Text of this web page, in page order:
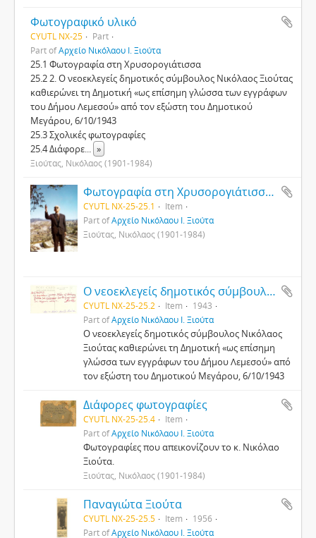
Φωτογραφικό υλικό
CYUTL NX-25
Part
Part ofΑρχείο Νικόλαου Ι. Ξιούτα
25.1 Φωτογραφία στη Χρυσορογιάτισσα
25.2 2. Ο νεοεκλεγείς δημοτικός σύμβουλος Νικόλαος Ξιούτας
καθιερώνει τη Δημοτική «ως επίσημη γλώσσα των εγγράφων
του Δήμου Λεμεσού» από τον εξώστη του Δημοτικού
Μεγάρου, 6/10/1943
25.3 Σχολικές φωτογραφίες
25.4 Διάφορε... »
Ξιούτας, Νικόλαος (1901-1984)
Φωτογραφία στη Χρυσορογιάτισσα του Νικόλαου Ξιούτα
CYUTL NX-25-25.1
Item
Part ofΑρχείο Νικόλαου Ι. Ξιούτα
Ξιούτας, Νικόλαος (1901-1984)
Ο νεοεκλεγείς δημοτικός σύμβουλος Νικόλαος Ξιούτας καθιερώνει τη Δημοτική «ως επίσημη γλώσσα των εγγράφων του Δήμου Λεμεσού» από τον εξώστη του Δημοτικού Μεγάρου, 6/10/1943
CYUTL NX-25-25.2 Item
1943
Part ofΑρχείο Νικόλαου Ι. Ξιούτα
Ο νεοεκλεγείς δημοτικός σύμβουλος Νικόλαος
Ξιούτας καθιερώνει τη Δημοτική «ως επίσημη
γλώσσα των εγγράφων του Δήμου Λεμεσού» από
τον εξώστη του Δημοτικού Μεγάρου, 6/10/1943
Διάφορες φωτογραφίες
CYUTL NX-25-25.4
Item
Part ofΑρχείο Νικόλαου Ι. Ξιούτα
Φωτογραφίες που απεικονίζουν το κ. Νικόλαο
Ξιούτα.
Ξιούτας, Νικόλαος (1901-1984)
Παναγιώτα Ξιούτα
CYUTL NX-25-25.5 Item
1956
Part ofΑρχείο Νικόλαου Ι. Ξιούτα